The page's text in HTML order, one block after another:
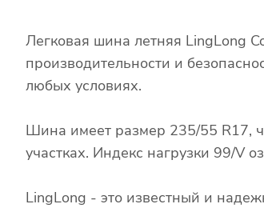
Легковая шина летняя LingLong
производительности и
любых условиях.
Шина имеет размер 235/55 R17,
участках. Индекс нагрузки 99/V
LingLong - это известный и